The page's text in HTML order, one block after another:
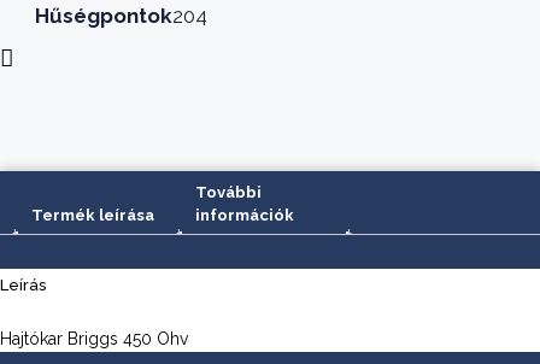
Hűségpontok204
Termék leírása
További
információk
Leírás
Hajtókar Briggs 450 Ohv